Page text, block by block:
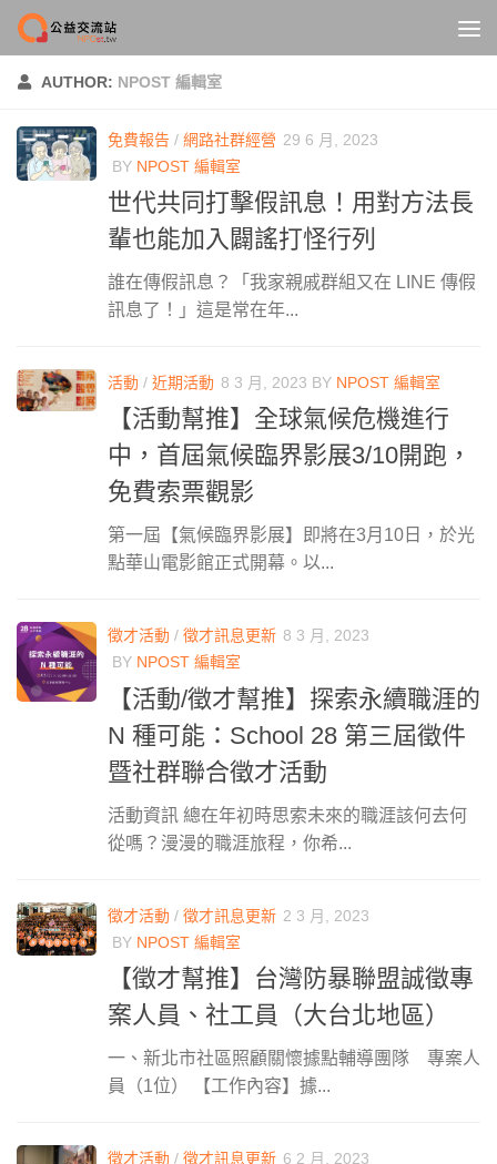
Skip to content
AUTHOR: NPOST 編輯室
免費報告 / 網路社群經營 29 6 月, 2023
BY NPOST 編輯室
世代共同打擊假訊息！用對方法長
輩也能加入闢謠打怪行列
誰在傳假訊息？「我家親戚群組又在 LINE 傳假
訊息了！」這是常在年...
活動 / 近期活動 8 3 月, 2023 BY NPOST 編輯室
【活動幫推】全球氣候危機進行
中，首屆氣候臨界影展3/10開跑，
免費索票觀影
第一屆【氣候臨界影展】即將在3月10日，於光
點華山電影館正式開幕。以...
徵才活動 / 徵才訊息更新 8 3 月, 2023
BY NPOST 編輯室
【活動/徵才幫推】探索永續職涯的
N 種可能：School 28 第三屆徵件
暨社群聯合徵才活動
活動資訊 總在年初時思索未來的職涯該何去何
從嗎？漫漫的職涯旅程，你希...
徵才活動 / 徵才訊息更新 2 3 月, 2023
BY NPOST 編輯室
【徵才幫推】台灣防暴聯盟誠徵專
案人員、社工員（大台北地區）
一、新北市社區照顧關懷據點輔導團隊 專案人
員（1位） 【工作內容】據...
徵才活動 / 徵才訊息更新 6 2 月, 2023